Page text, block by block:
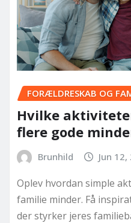
FORÆLDRESKAB OG
Hvilke
flere gode
Brunhild Jun 12,
Oplev hvordan simple
familie minder. Få
der styrker jeres